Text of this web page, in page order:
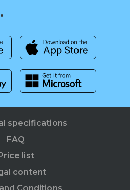
specifications
FAQ
list
content